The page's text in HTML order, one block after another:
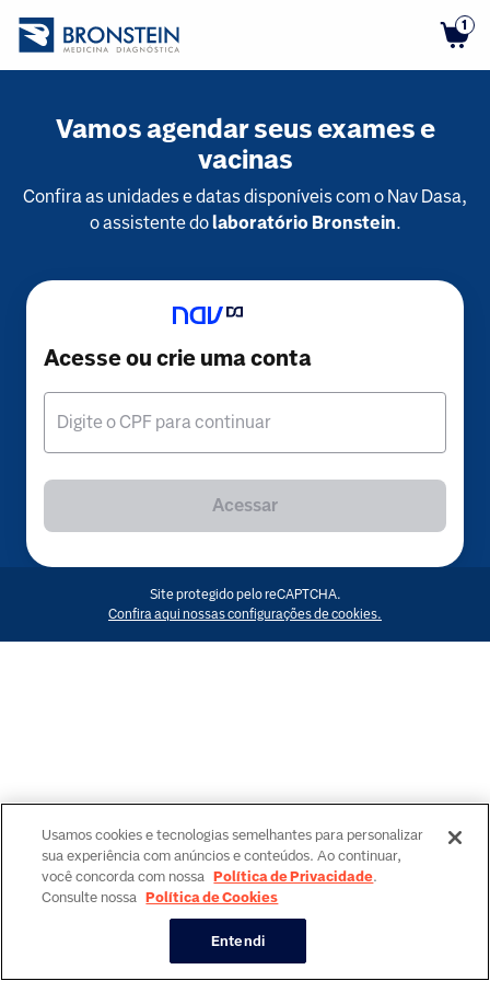
1
Vamos agendar seus exames e
vacinas
Confira as unidades e datas disponíveis com o Nav Dasa,
o assistente dolaboratório Bronstein.
Acesse ou crie uma conta
Digite o CPF para continuar
Acessar
Site protegido pelo reCAPTCHA.
Confira aqui nossas configurações de cookies.
Usamos cookies e tecnologias semelhantes para personalizar
sua experiência com anúncios e conteúdos. Ao continuar,
você concorda com nossa Política de Privacidade.
Consulte nossa Política de Cookies
Entendi